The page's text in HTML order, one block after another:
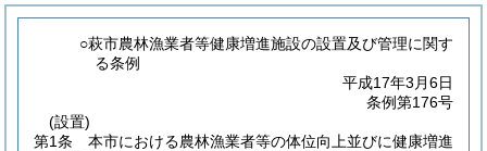
○萩市農林漁業者等健康増進施設の設置及び管理に関す
る条例
平成17年3月6日
条例第176号
(設置)
第1条
本市における農林漁業者等の体位向上並びに健康増進